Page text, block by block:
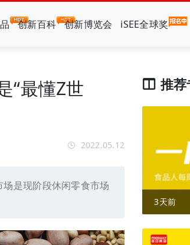
创新百科 创新博览会 iSEE全球奖
“最懂Z世
2022.05.12
是现阶段休闲零食市场
推
3天前